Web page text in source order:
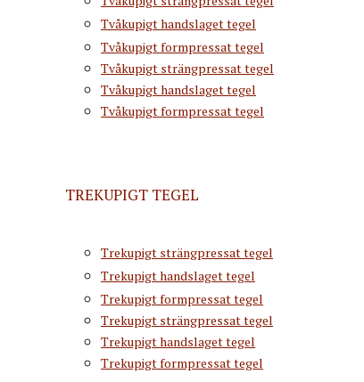
Tvåkupigt handslaget tegel
Tvåkupigt formpressat tegel
Tvåkupigt strängpressat tegel
Tvåkupigt handslaget tegel
Tvåkupigt formpressat tegel
TREKUPIGT TEGEL
Trekupigt strängpressat tegel
Trekupigt handslaget tegel
Trekupigt formpressat tegel
Trekupigt strängpressat tegel
Trekupigt handslaget tegel
Trekupigt formpressat tegel